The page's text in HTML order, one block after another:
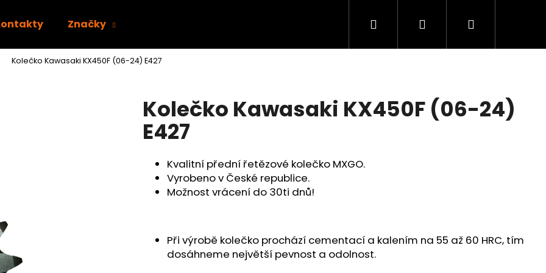
Značky Hledat PřihlášeníNákupní
Kolečko Kawasaki KX450F (06-24) E427
Kolečko Kawasaki KX450F (06-24)
E427
Kvalitní přední řetězové kolečko MXGO.
Vyrobeno v České republice.
Možnost vrácení do 30ti dnů!
Při výrobě kolečko prochází cementací a kalením na 55 až 60 HRC, tím
dosáhneme největší pevnost a odolnost.
Co potřebujete najít?
HLEDAT
Následující